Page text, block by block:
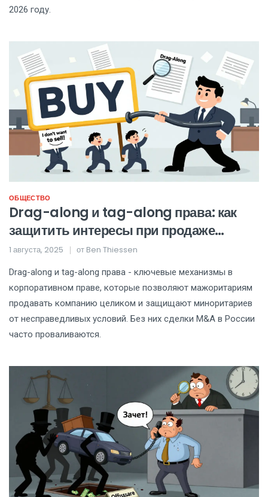
2026 году.
ОБЩЕСТВО
Drag-along и tag-along права: как
защитить интересы при продаже
компании
1 августа, 2025 от Ben Thiessen
Drag-along и tag-along права - ключевые механизмы в
корпоративном праве, которые позволяют мажоритариям
продавать компанию целиком и защищают миноритариев
от несправедливых условий. Без них сделки M&A в России
часто проваливаются.